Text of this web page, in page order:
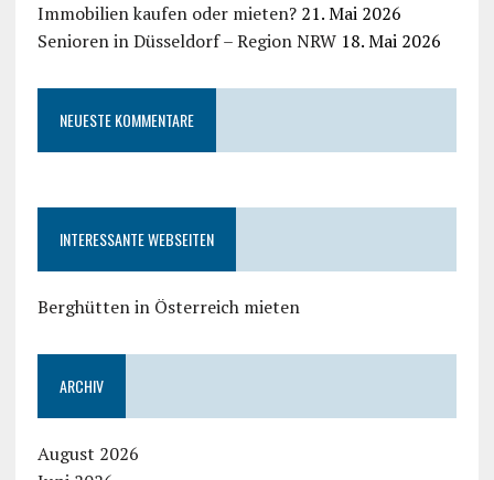
Immobilien kaufen oder mieten? 21. Mai 2026
Senioren in Düsseldorf – Region NRW 18. Mai 2026
NEUESTE KOMMENTARE
INTERESSANTE WEBSEITEN
Berghütten in Österreich mieten
ARCHIV
August 2026